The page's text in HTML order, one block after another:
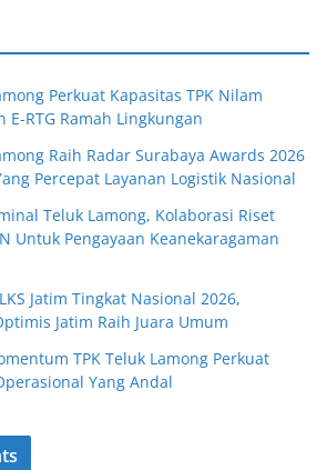
Perkuat Kapasitas TPK Nilam
RTG Ramah Lingkungan
Raih Radar Surabaya Awards 2026
Percepat Layanan Logistik Nasional
Teluk Lamong, Kolaborasi Riset
Untuk Pengayaan Keanekaragaman
Jatim Tingkat Nasional 2026,
Jatim Raih Juara Umum
TPK Teluk Lamong Perkuat
Yang Andal